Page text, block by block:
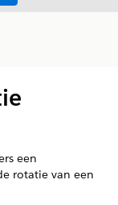
een
rotatie van een